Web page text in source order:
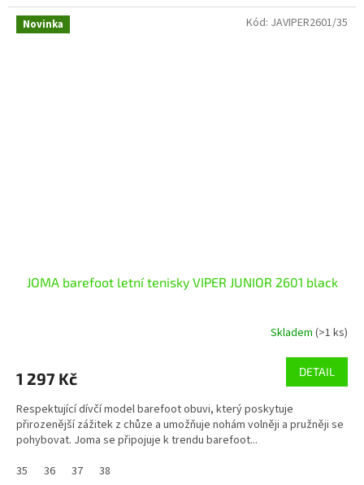
Novinka
JOMA barefoot letní tenisky VIPER JUNIOR 2601 black
Skladem (>1 ks)
1 297 Kč DETAIL
Respektující dívčí model barefoot obuvi, který poskytuje
přirozenější zážitek z chůze a umožňuje nohám volněji a pružněji se
pohybovat. Joma se připojuje k trendu barefoot...
35
36 37 38
Kód: JAVIPER2601/35